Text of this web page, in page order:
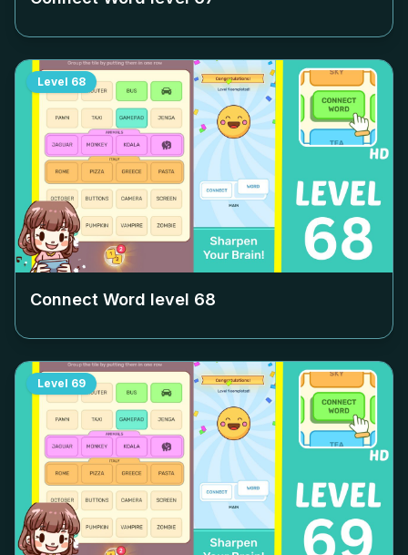
Level 68
Connect Word level 68
Level 69